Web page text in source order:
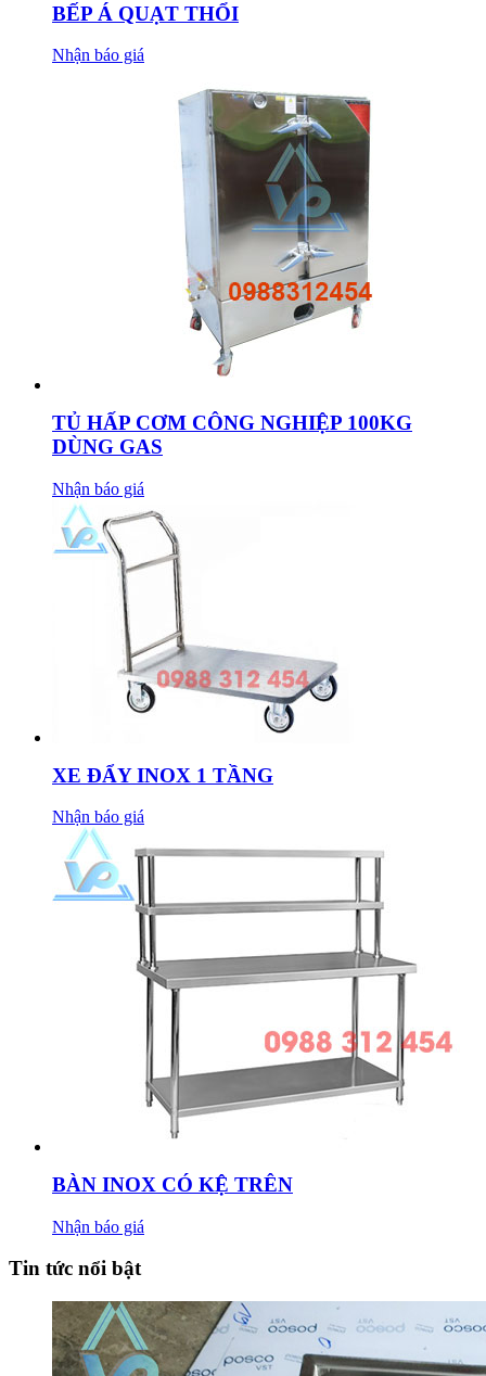
BẾP Á QUẠT THỔI
Nhận báo giá
TỦ HẤP CƠM CÔNG NGHIỆP 100KG
DÙNG GAS
Nhận báo giá
XE ĐẨY INOX 1 TẦNG
Nhận báo giá
BÀN INOX CÓ KỆ TRÊN
Nhận báo giá
Tin tức nổi bật